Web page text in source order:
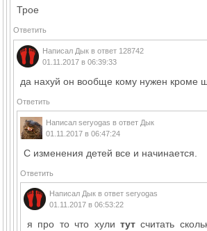
Трое
Ответить
Написал Дык в ответ 128742
01.11.2017 в 06:39:33
да нахуй он вообще кому нужен кроме
Ответить
Написал seryogas в ответ Дык
01.11.2017 в 06:47:24
С изменения детей все и начинается.
Ответить
Написал Дык в ответ seryogas
01.11.2017 в 06:53:22
я про то что хулитутсчитать